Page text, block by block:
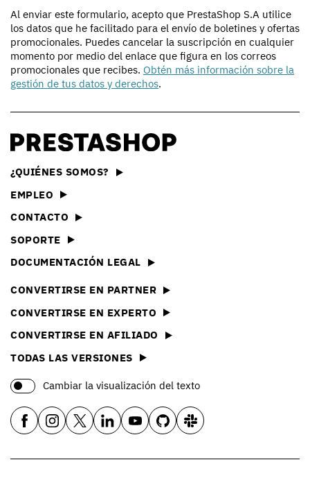
Al enviar este formulario, acepto que PrestaShop S.A utilice
los datos que he facilitado para el envío de boletines y ofertas
promocionales. Puedes cancelar la suscripción en cualquier
momento por medio del enlace que figura en los correos
promocionales que recibes. Obtén más información sobre la
gestión de tus datos y derechos.
¿QUIÉNES SOMOS?
EMPLEO
CONTACTO
SOPORTE
DOCUMENTACIÓN LEGAL
CONVERTIRSE EN PARTNER
CONVERTIRSE EN EXPERTO
CONVERTIRSE EN AFILIADO
TODAS LAS VERSIONES
Cambiar la visualización del texto